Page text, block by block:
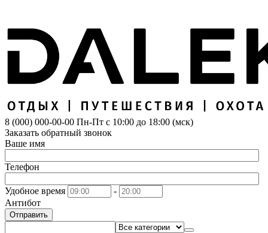
8 (000) 000-00-00 Пн-Пт с 10:00 до 18:00 (мск)
Заказать обратный звонок
Ваше имя
Телефон
Удобное время
-
Антибот
Отправить